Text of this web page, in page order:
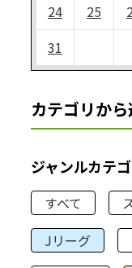
24
25
31
カテゴリか
ジャンルカテ
すべて
Jリーグ